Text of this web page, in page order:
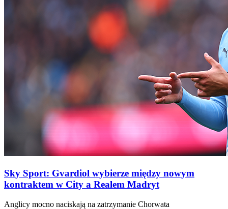
Sky Sport: Gvardiol wybierze między nowym
kontraktem w City a Realem Madryt
Anglicy mocno naciskają na zatrzymanie Chorwata